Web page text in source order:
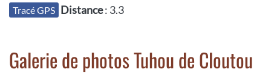
Tracé GPS Distance: 3.3
Galerie de photos Tuhou de Cloutou